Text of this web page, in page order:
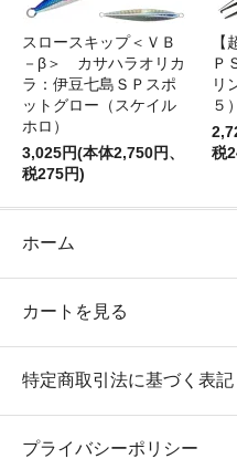
スロースキップ＜ＶＢ
－β＞ カサハラオリカ
ラ：伊豆七島ＳＰスポ
ットグロー（スケイル
ホロ）
3,025円(本体2,750円、
税275円)
【
Ｐ
リ
５）
税
ホーム
カートを見る
特定商取引法に基づく表記
プライバシーポリシー